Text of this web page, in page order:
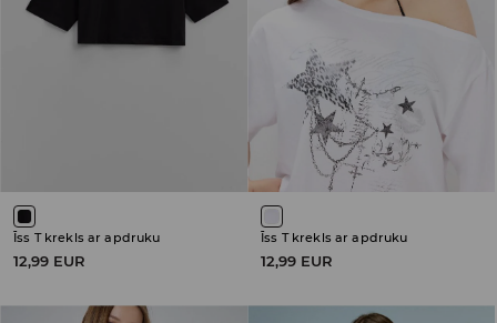
Īss T krekls ar apdruku
12,99 EUR
Īss T krekls ar apdruku
12,99 EUR